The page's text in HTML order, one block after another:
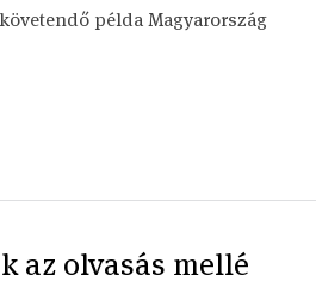
példa Magyarország
az olvasás mellé